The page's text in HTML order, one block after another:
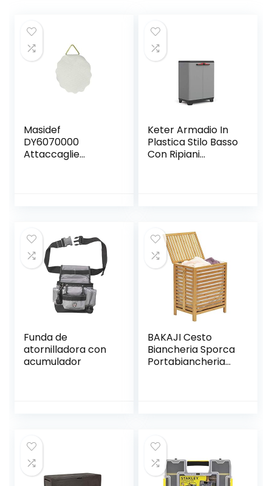
Masidef
DY6070000
Attaccaglie
Keter Armadio In
Plastica Stilo Basso
Con Ripiani
Funda de
atornilladora con
acumulador
BAKAJI Cesto
Biancheria Sporca
Portabiancheria
100lt Dimensione
50 x 35 x 60 cm